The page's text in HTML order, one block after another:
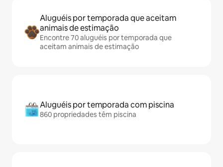
Aluguéis por temporada que aceitam
animais de estimação
Encontre 70 aluguéis por temporada que
aceitam animais de estimação
Aluguéis por temporada com piscina
860 propriedades têm piscina